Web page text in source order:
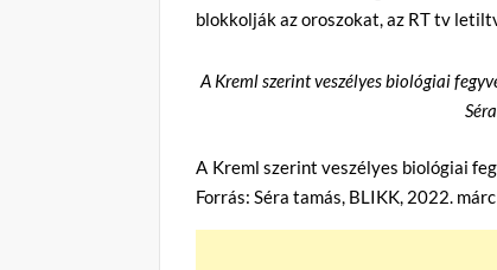
blokkolják az oroszokat, az RT tv
A Kreml szerint veszélyes biológiai
A Kreml szerint veszélyes biológiai
Forrás: Séra tamás, BLIKK, 2022.